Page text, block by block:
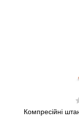
Компресійні